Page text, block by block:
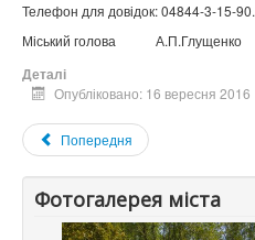
Телефон для довідок: 04844-3-15-90.
Міський голова А.П.Глущенко
Деталі
Опубліковано: 16 вересня 2016
Попередня
Фотогалерея міста